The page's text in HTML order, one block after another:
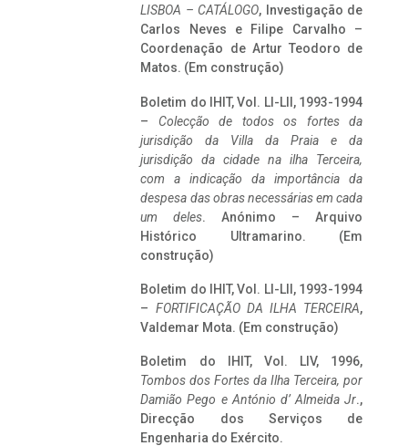
LISBOA – CATÁLOGO, Investigação de
Carlos Neves e Filipe Carvalho –
Coordenação de Artur Teodoro de
Matos. (Em construção)
Boletim do IHIT, Vol. LI-LII, 1993-1994
– Colecção de todos os fortes da
jurisdição da Villa da Praia e da
jurisdição da cidade na ilha Terceira,
com a indicação da importância da
despesa das obras necessárias em cada
um deles. Anónimo – Arquivo
Histórico Ultramarino. (Em
construção)
Boletim do IHIT, Vol. LI-LII, 1993-1994
– FORTIFICAÇÃO DA ILHA TERCEIRA,
Valdemar Mota. (Em construção)
Boletim do IHIT, Vol. LIV, 1996,
Tombos dos Fortes da Ilha Terceira, por
Damião Pego e António d’ Almeida Jr.,
Direcção dos Serviços de
Engenharia do Exército.